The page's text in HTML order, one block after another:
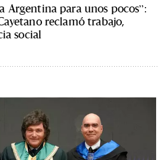
Argentina para unos pocos”:
reclamó trabajo,
social